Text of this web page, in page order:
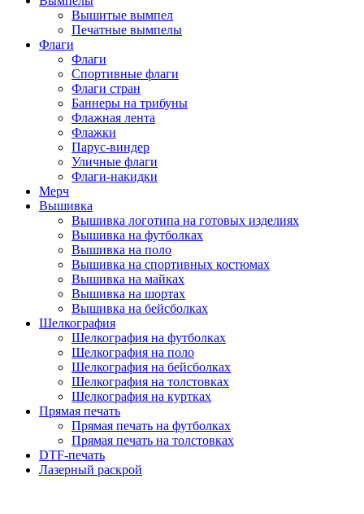
Вышитые вымпел
Печатные вымпелы
Флаги
Флаги
Спортивные флаги
Флаги стран
Баннеры на трибуны
Флажная лента
Флажки
Парус-виндер
Уличные флаги
Флаги-накидки
Мерч
Вышивка
Вышивка логотипа на готовых изделиях
Вышивка на футболках
Вышивка на поло
Вышивка на спортивных костюмах
Вышивка на майках
Вышивка на шортах
Вышивка на бейсболках
Шелкография
Шелкография на футболках
Шелкография на поло
Шелкография на бейсболках
Шелкография на толстовках
Шелкография на куртках
Прямая печать
Прямая печать на футболках
Прямая печать на толстовках
DTF-печать
Лазерный раскрой